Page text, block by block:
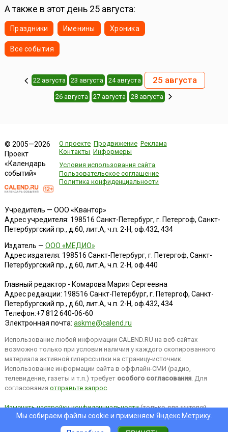
А также в этот день 25 августа:
Праздники Именины Хроника
Все события
22 августа 23 августа 24 августа 25 августа
26 августа 27 августа 28 августа
© 2005—2026
Проект
«Календарь
событий»
О проекте Продвижение Реклама
Контакты Информеры
Условия использования сайта
Пользовательское соглашение
Политика конфиденциальности
Учредитель — ООО «Квантор»
Адрес учредителя: 198516 Санкт-Петербург, г. Петергоф, Санкт-
Петербургский пр., д.60, лит.А, ч.п. 2-Н, оф.432, 434
Издатель — ООО «МЕДИО»
Адрес издателя: 198516 Санкт-Петербург, г. Петергоф, Санкт-
Петербургский пр., д.60, лит.А, ч.п. 2-Н, оф.440
Главный редактор - Комарова Мария Сергеевна
Адрес редакции: 198516 Санкт-Петербург, г. Петергоф, Санкт-
Петербургский пр., д.60, лит.А, ч.п. 2-Н, оф.432, 434
Телефон:+7 812 640-06-60
Электронная почта: askme@calend.ru
Использование любой информации CALEND.RU на веб-сайтах
возможно только при условии наличия у каждого скопированного
материала активной гиперссылки на страницу-источник.
Использование информации сайта в оффлайн-СМИ (радио,
телевидение, газеты и т.п.) требует особого согласования. Для
согласования отправьте запрос.
Изменить настройки конфиденциальности(только для жителей
EEA).Мы собираем файлы cookie и применяем Яндекс.Метрику.